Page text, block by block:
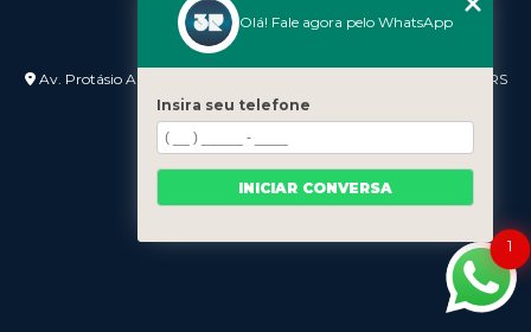
Endereço
Av. Protásio Alves nº 3240 Lojas 7 e 8 - Petrópolis - Porto Alegre - RS
- 90410-007
1
Olá! Fale agora pelo WhatsApp
Insira seu telefone
INICIAR CONVERSA